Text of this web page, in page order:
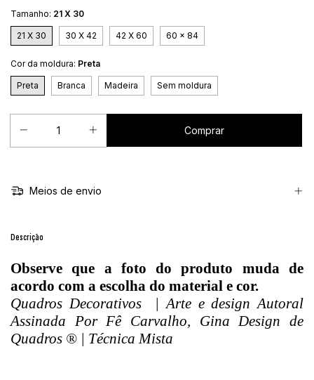
Tamanho: 21 X 30
21 X 30 30 X 42 42 X 60 60 x 84
Cor da moldura: Preta
Preta Branca Madeira Sem moldura
Meios de envio
Descrição
Observe que a foto do produto muda de
acordo com a escolha do material e cor.
Quadros Decorativos | Arte e design Autoral
Assinada Por Fê Carvalho, Gina Design de
Quadros ® | Técnica Mista